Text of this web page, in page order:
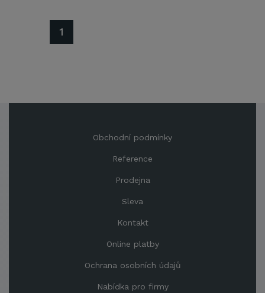
1
Obchodní podmínky
Reference
Prodejna
Sleva
Kontakt
Online platby
Ochrana osobních údajů
Nabídka pro firmy